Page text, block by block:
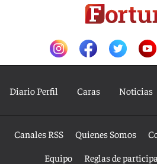
Diario Perfil Caras Noticias
Canales RSS Quienes Somos
Equipo
Reglas de